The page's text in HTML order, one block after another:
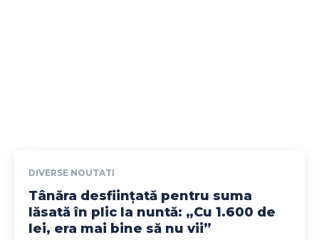
DIVERSE NOUTATI
Tânăra desființată pentru suma
lăsată în plic la nuntă: „Cu 1.600 de
lei, era mai bine să nu vii”